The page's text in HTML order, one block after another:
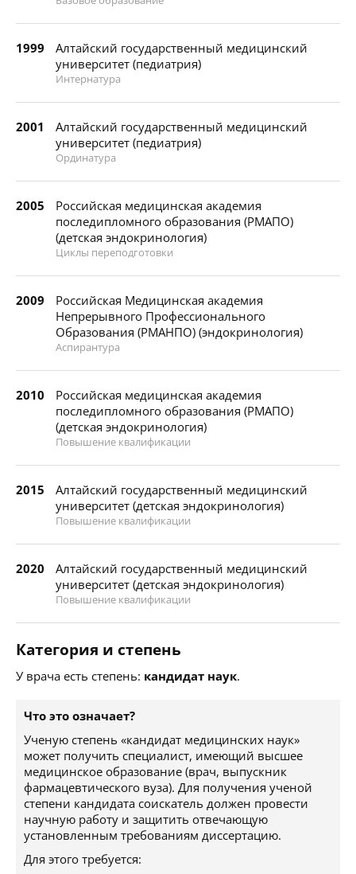
1999
Алтайский государственный медицинский
университет (педиатрия)
Интернатура
2001
Алтайский государственный медицинский
университет (педиатрия)
Ординатура
2005
Российская медицинская академия
последипломного образования (РМАПО)
(детская эндокринология)
Циклы переподготовки
2009
Российская Медицинская академия
Непрерывного Профессионального
Образования (РМАНПО) (эндокринология)
Аспирантура
2010
Российская медицинская академия
последипломного образования (РМАПО)
(детская эндокринология)
Повышение квалификации
2015
Алтайский государственный медицинский
университет (детская эндокринология)
Повышение квалификации
2020
Алтайский государственный медицинский
университет (детская эндокринология)
Повышение квалификации
Категория и степень
У врача есть степень: кандидат наук.
Что это означает?
Ученую степень «кандидат медицинских наук»
может получить специалист, имеющий высшее
медицинское образование (врач, выпускник
фармацевтического вуза). Для получения ученой
степени кандидата соискатель должен провести
научную работу и защитить отвечающую
установленным требованиям диссертацию.
Для этого требуется: